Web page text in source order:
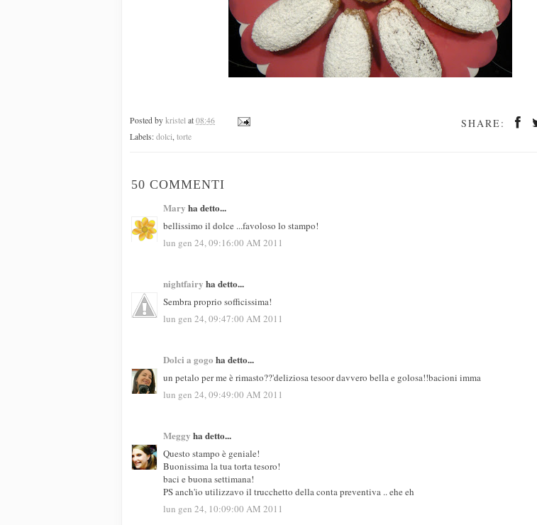
SHARE:
Posted by kristel at 08:46
Labels: dolci, torte
50 COMMENTI
Mary ha detto...
bellissimo il dolce ...favoloso lo stampo!
lun gen 24, 09:16:00 AM 2011
nightfairy ha detto...
Sembra proprio sofficissima!
lun gen 24, 09:47:00 AM 2011
Dolci a gogo ha detto...
un petalo per me è rimasto??'deliziosa tesoor davvero bella e golosa!!bacioni imma
lun gen 24, 09:49:00 AM 2011
Meggy ha detto...
Questo stampo è geniale!
Buonissima la tua torta tesoro!
baci e buona settimana!
PS anch'io utilizzavo il trucchetto della conta preventiva .. ehe eh
lun gen 24, 10:09:00 AM 2011